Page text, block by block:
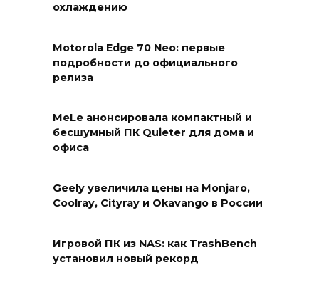
охлаждению
Motorola Edge 70 Neo: первые
подробности до официального
релиза
MeLe анонсировала компактный и
бесшумный ПК Quieter для дома и
офиса
Geely увеличила цены на Monjaro,
Coolray, Cityray и Okavango в России
Игровой ПК из NAS: как TrashBench
установил новый рекорд